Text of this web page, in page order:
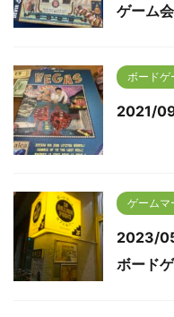
ゲーム会
ボードゲ
2021/
ゲームマ
2023/
ボード